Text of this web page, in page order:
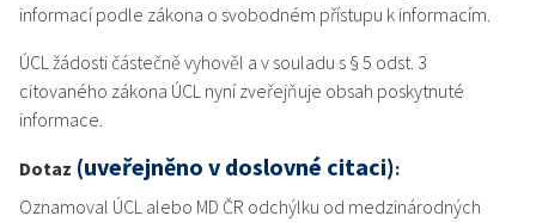
informací podle zákona o svobodném přístupu k informacím.
ÚCL žádosti částečně vyhověl a v souladu s § 5 odst. 3
citovaného zákona ÚCL nyní zveřejňuje obsah poskytnuté
informace.
Dotaz (uveřejněno v doslovné citaci):
Oznamoval ÚCL alebo MD ČR odchýlku od medzinárodných